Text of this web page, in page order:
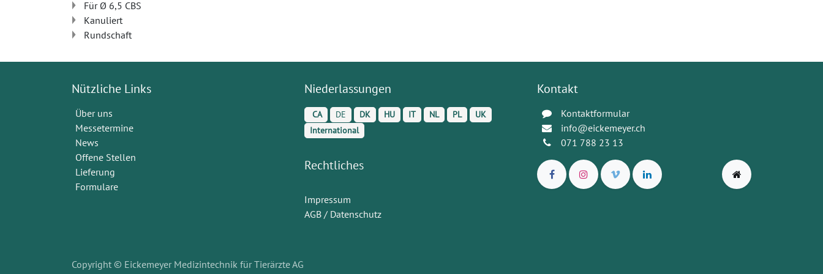
Für Ø 6,5 CBS
Kanuliert
Rundschaft
Nützliche Links
Über uns
Messetermine
News
Offene Stellen
Lieferung
Formulare
Niederlassungen
CA DE DK HU IT NL PL
UK
International
Rechtliches
Impressum
AGB / Datenschutz
Kontakt
Kontaktformular
info@eickemeyer.ch
071 788 23 13
Copyright © Eickemeyer Medizintechnik für Tierärzte AG